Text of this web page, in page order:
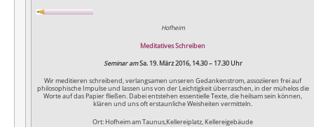
Hofheim
Meditatives Schreiben
Seminar amSa. 19. März 2016, 14.30 – 17.30 Uhr
Wir meditieren schreibend, verlangsamen unseren Gedankenstrom, assoziieren frei auf
philosophische Impulse und lassen uns von der Leichtigkeit überraschen, in der mühelos die
Worte auf das Papier fließen. Dabei entstehen essentielle Texte, die heilsam sein können,
klären und uns oft erstaunliche Weisheiten vermitteln.
Ort: Hofheim am Taunus,Kellereiplatz, Kellereigebäude